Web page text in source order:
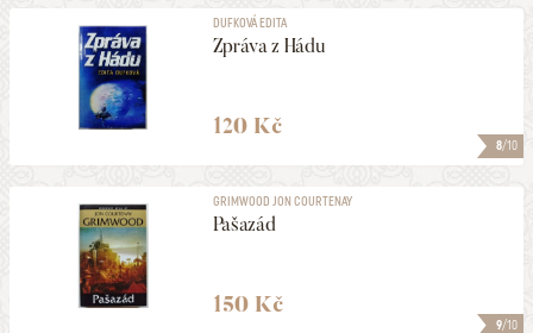
8/10
DUFKOVÁ EDITA
Zpráva z Hádu
120 Kč
9/10
GRIMWOOD JON COURTENAY
Pašazád
150 Kč